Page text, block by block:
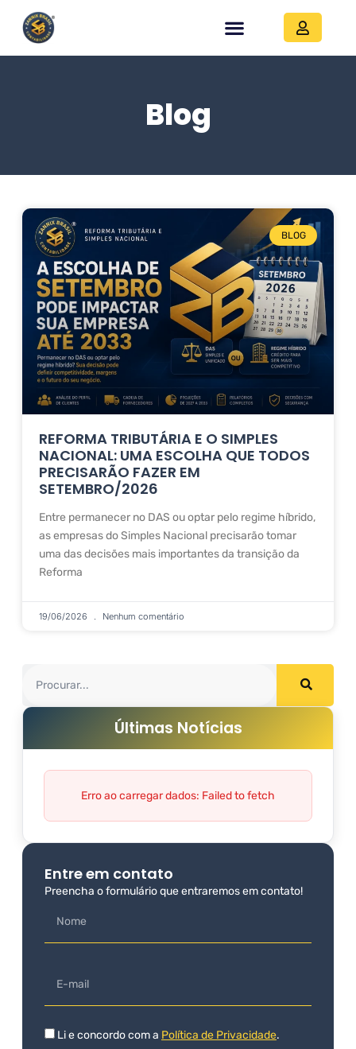
Blog
BLOG
REFORMA TRIBUTÁRIA E O SIMPLES
NACIONAL: UMA ESCOLHA QUE TODOS
PRECISARÃO FAZER EM
SETEMBRO/2026
Entre permanecer no DAS ou optar pelo regime híbrido,
as empresas do Simples Nacional precisarão tomar
uma das decisões mais importantes da transição da
Reforma
19/06/2026 Nenhum comentário
Últimas Notícias
Erro ao carregar dados: Failed to fetch
Entre em contato
Preencha o formulário que entraremos em contato!
Li e concordo com a Política de Privacidade.